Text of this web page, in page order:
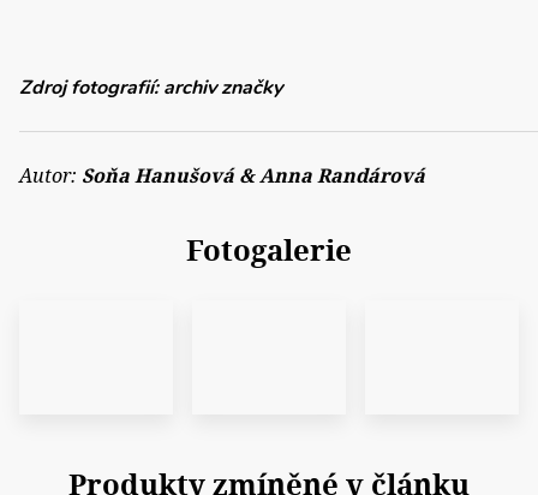
Zdroj fotografií: archiv značky
Autor: Soňa Hanušová & Anna Randárová
Fotogalerie
Produkty zmíněné v článku